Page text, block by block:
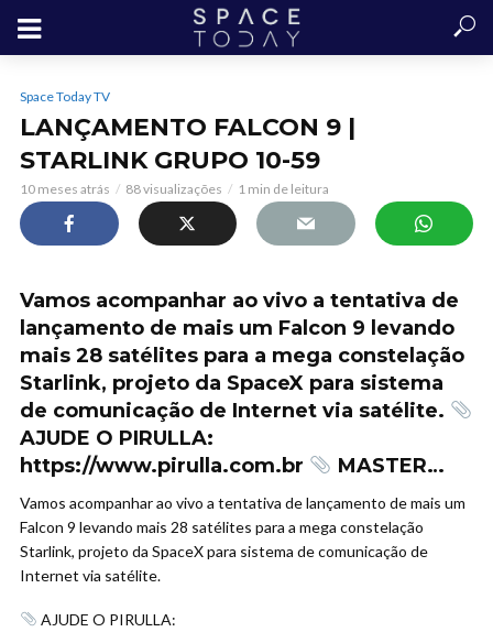
Space Today TV
LANÇAMENTO FALCON 9 |
STARLINK GRUPO 10-59
10 meses atrás 88 visualizações 1 min de leitura
Vamos acompanhar ao vivo a tentativa de
lançamento de mais um Falcon 9 levando
mais 28 satélites para a mega constelação
Starlink, projeto da SpaceX para sistema
de comunicação de Internet via satélite.
AJUDE O PIRULLA:
https://www.pirulla.com.br
MASTER…
Vamos acompanhar ao vivo a tentativa de lançamento de mais um
Falcon 9 levando mais 28 satélites para a mega constelação
Starlink, projeto da SpaceX para sistema de comunicação de
Internet via satélite.
AJUDE O PIRULLA: